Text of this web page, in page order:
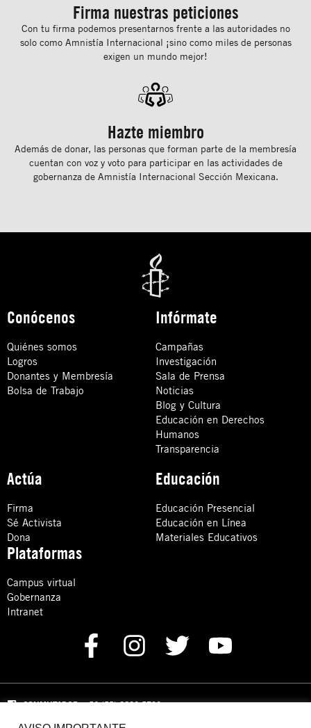
Firma nuestras peticiones
Con tu ﬁrma podemos presentarnos frente a las autoridades no
solo como Amnistía Internacional ¡sino como miles de personas
exigen un mundo mejor!
Hazte miembro
Además de donar, las personas que forman parte de la membresía
cuentan con voz y voto para participar en las actividades de
gobernanza de Amnistía Internacional Sección Mexicana.
Conócenos
Quiénes somos
Logros
Donantes y Membresía
Bolsa de Trabajo
Infórmate
Campañas
Investigación
Sala de Prensa
Noticias
Blog y Cultura
Educación en Derechos
Humanos
Transparencia
Actúa
Firma
Sé Activista
Dona
Educación
Educación Presencial
Educación en Línea
Materiales Educativos
Plataformas
Campus virtual
Gobernanza
Intranet
CONMUTADOR: +52 (55) 8880 5730